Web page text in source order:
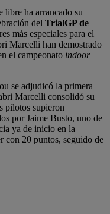
libre ha arrancado su
del TrialGP de
más especiales para el
Marcelli han demostrado
el campeonato indoor
se adjudicó la primera
Marcelli consolidó su
pilotos supieron
por Jaime Busto, uno de
ya de inicio en la
con 20 puntos, seguido de